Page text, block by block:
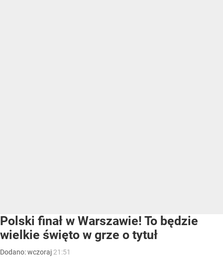
Polski finał w Warszawie! To będzie
wielkie święto w grze o tytuł
Dodano:wczoraj 21:51